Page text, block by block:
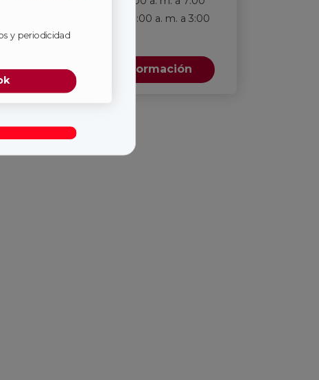
p. m., y sábados entre 8:00 a. m. a 3:00
p. m. *
Solicita más información
y periodicidad